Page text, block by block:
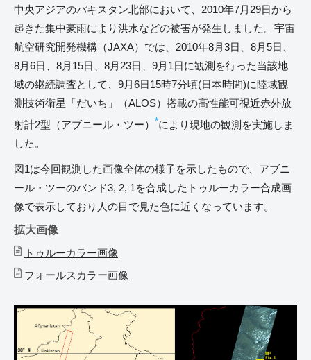
中央アジアのパキスタン北部において、2010年7月29日から
起きた集中豪雨により洪水などの被害が発生しました。宇宙
航空研究開発機構（JAXA）では、2010年8月3日、8月5日、
8月6日、8月15日、8月23日、9月1日に観測を行った当該地
域の継続調査として、9月6日15時7分頃(日本時間)に陸域観
測技術衛星「だいち」（ALOS）搭載の高性能可視近赤外放
射計2型（アブニール・ツー）
*により現地の観測を実施しま
した。
図1は今回観測した画像全体の様子を示したもので、アブニ
ール・ツーのバンド3, 2, 1を合成したトゥルーカラー合成画
像で表示しており人の目で見た色に近くなっています。
拡大画像
トゥルーカラー画像
フォールスカラー画像